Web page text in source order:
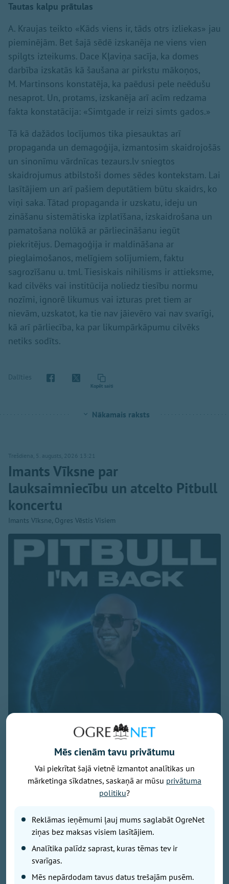
Tautas kalpu prātulas
A. Kraujas teikto «Kāds viens ir, tāds otrs izliekas» jau
pieminējām. Bet šajā sēdē izskanēja ne viens vien
spilgts izteikums. Dace Kļaviņa sacīja, ka domes
darbība izskatās kā šaušana ar pirkstu mākoņos,
M. Martinsons konstatēja, ka paēdusi pele neēdušu
nesaprot. Un, protams, izskanēja arī acīm redzama
fakta konstatācija: «Simtgade ir reizi simts gados.»
Tā kā dažādos locījumos tika piesauktas arī
propaganda un demagoģija, izmantosim skaidrojošās
un sinonīmu vārdnīcas tezaurs.lv sniegtos
skaidrojumus atbilstoši domes sēdes kontekstam. Lai
lasītājiem un arī pašiem deputātiem būtu skaidrs, ko
viņi saka. Tātad propaganda ir uzskatu, ideju un
zināšanu sistemātiska izplatīšana, izskaidrošana un
pamatošana nolūkā ar pārliecināšanu iegūt
piekritējus. Demagoģija ir maldināšana ar
pieglaimošanos, melīgiem solījumiem, faktu
sagrozīšanu u. tml. Tiesiskais nihilisms ir attieksme,
kad cilvēks vai institūcija noliedz tiesību normu
nozīmi, ignorē likumus vai izturas pret tiem ar
nievām, uzskatot, ka tie nav jāievēro vai nav svarīgi,
kā arī pārliecība, ka par likumpārkāpumu cilvēks
netiks sodīts.
Dalīties
Kopēt saiti
Nākamais raksts
Trešdiena, 5. augusts, 2026 13:21
Imants Vīksne par
lauksaimniecību un atcelto Pitbull
koncertu
Imants Vīksne, Ogres Vēstis Visiem
Publicitātes foto
Šis nav populārs viedoklis. Drīzāk tāds, ko kurn pa
kaktiem. Uz citu tautsaimniecības nozaru fona vienai
ekskluzīvas priekšrocības. Un te sen jau vairs nav
runa par apstākļiem pēc 2. pasaules kara, kad
pārtikas ražošanai bija absolūti eksistenciāla nozīme
un to vajadzēja subsidēt Eiropas izdzīvošanai.
Mēs cienām tavu privātumu
Vai piekrītat šajā vietnē izmantot analītikas un
mārketinga sīkdatnes, saskaņā ar mūsu privātuma
politiku?
Reklāmas ieņēmumi ļauj mums saglabāt OgreNet
ziņas bez maksas visiem lasītājiem.
Analītika palīdz saprast, kuras tēmas tev ir
svarīgas.
Mēs nepārdodam tavus datus trešajām pusēm.